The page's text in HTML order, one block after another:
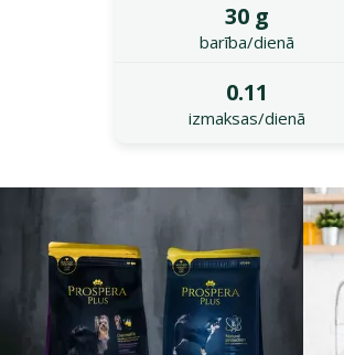
30 g
barība/dienā
0.11
izmaksas/dienā